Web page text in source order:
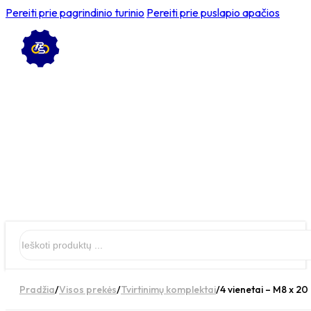
Pereiti prie pagrindinio turinio Pereiti prie puslapio apačios
Pradžia/Visos prekės/Tvirtinimų komplektai/4 vienetai – M8 x